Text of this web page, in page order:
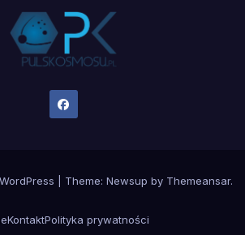
Theme: Newsup by Themeansar.
KontaktPolityka prywatności